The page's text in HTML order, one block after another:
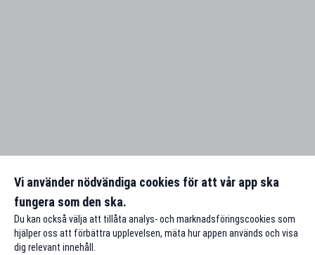
Vi använder nödvändiga cookies för att vår app ska
fungera som den ska.
Du kan också välja att tillåta analys- och marknadsföringscookies som
hjälper oss att förbättra upplevelsen, mäta hur appen används och visa
dig relevant innehåll.